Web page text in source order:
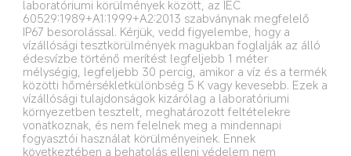
laboratóriumi körülmények között, az IEC
60529:1989+A1:1999+A2:2013 szabványnak megfelelő
IP67 besorolással. Kérjük, vedd figyelembe, hogy a
vízállósági tesztkörülmények magukban foglalják az álló
édesvízbe történő merítést legfeljebb 1 méter
mélységig, legfeljebb 30 percig, amikor a víz és a termék
közötti hőmérsékletkülönbség 5 K vagy kevesebb. Ezek a
vízállósági tulajdonságok kizárólag a laboratóriumi
környezetben tesztelt, meghatározott feltételekre
vonatkoznak, és nem felelnek meg a mindennapi
fogyasztói használat körülményeinek. Ennek
következtében a behatolás elleni védelem nem